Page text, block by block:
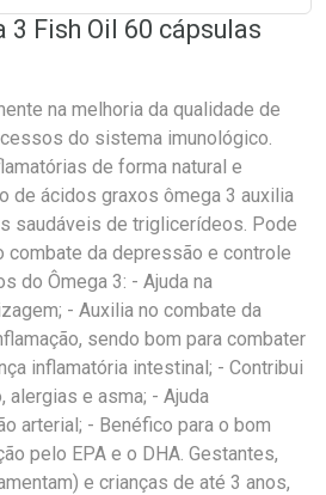
3 Fish Oil 60 cápsulas
na melhoria da qualidade de
do sistema imunológico.
de forma natural e
de ácidos graxos ômega 3 auxilia
saudáveis de triglicerídeos. Pode
combate da depressão e controle
do Ômega 3: - Ajuda na
- Auxilia no combate da
sendo bom para combater
inflamatória intestinal; - Contribui
alergias e asma; - Ajuda
arterial; - Benéfico para o bom
pelo EPA e o DHA. Gestantes,
e crianças de até 3 anos,